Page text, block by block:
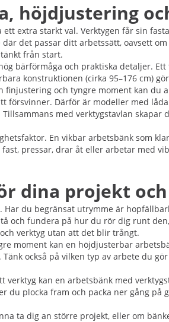
höjdjustering
extra starkt val. Verktygen får sin
det passar ditt arbetssätt, oavsett
från start.
bärförmåga och praktiska detaljer.
konstruktionen (cirka 95–176 cm)
och tyngre moment kan du
Därför är modeller med
med verktygstavlan
En vikbar arbetsbänk som
pressar, drar åt eller arbetar med
dina projekt
du begränsat utrymme är
och fundera på hur du rör dig runt
verktyg utan att det blir trångt.
moment kan en höjdjusterbar
också på vilken typ av arbete du
kan en arbetsbänk med
plocka fram och packa ner gång
ta dig an större projekt, eller om